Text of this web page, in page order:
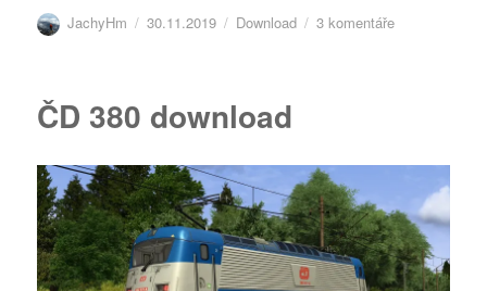
Autor:
JachyHm Publikováno:
30.11.2019 Rubriky:
Download 3 komentářeu
stavitele
–
aktualizováno
29.12.
ČD 380 download